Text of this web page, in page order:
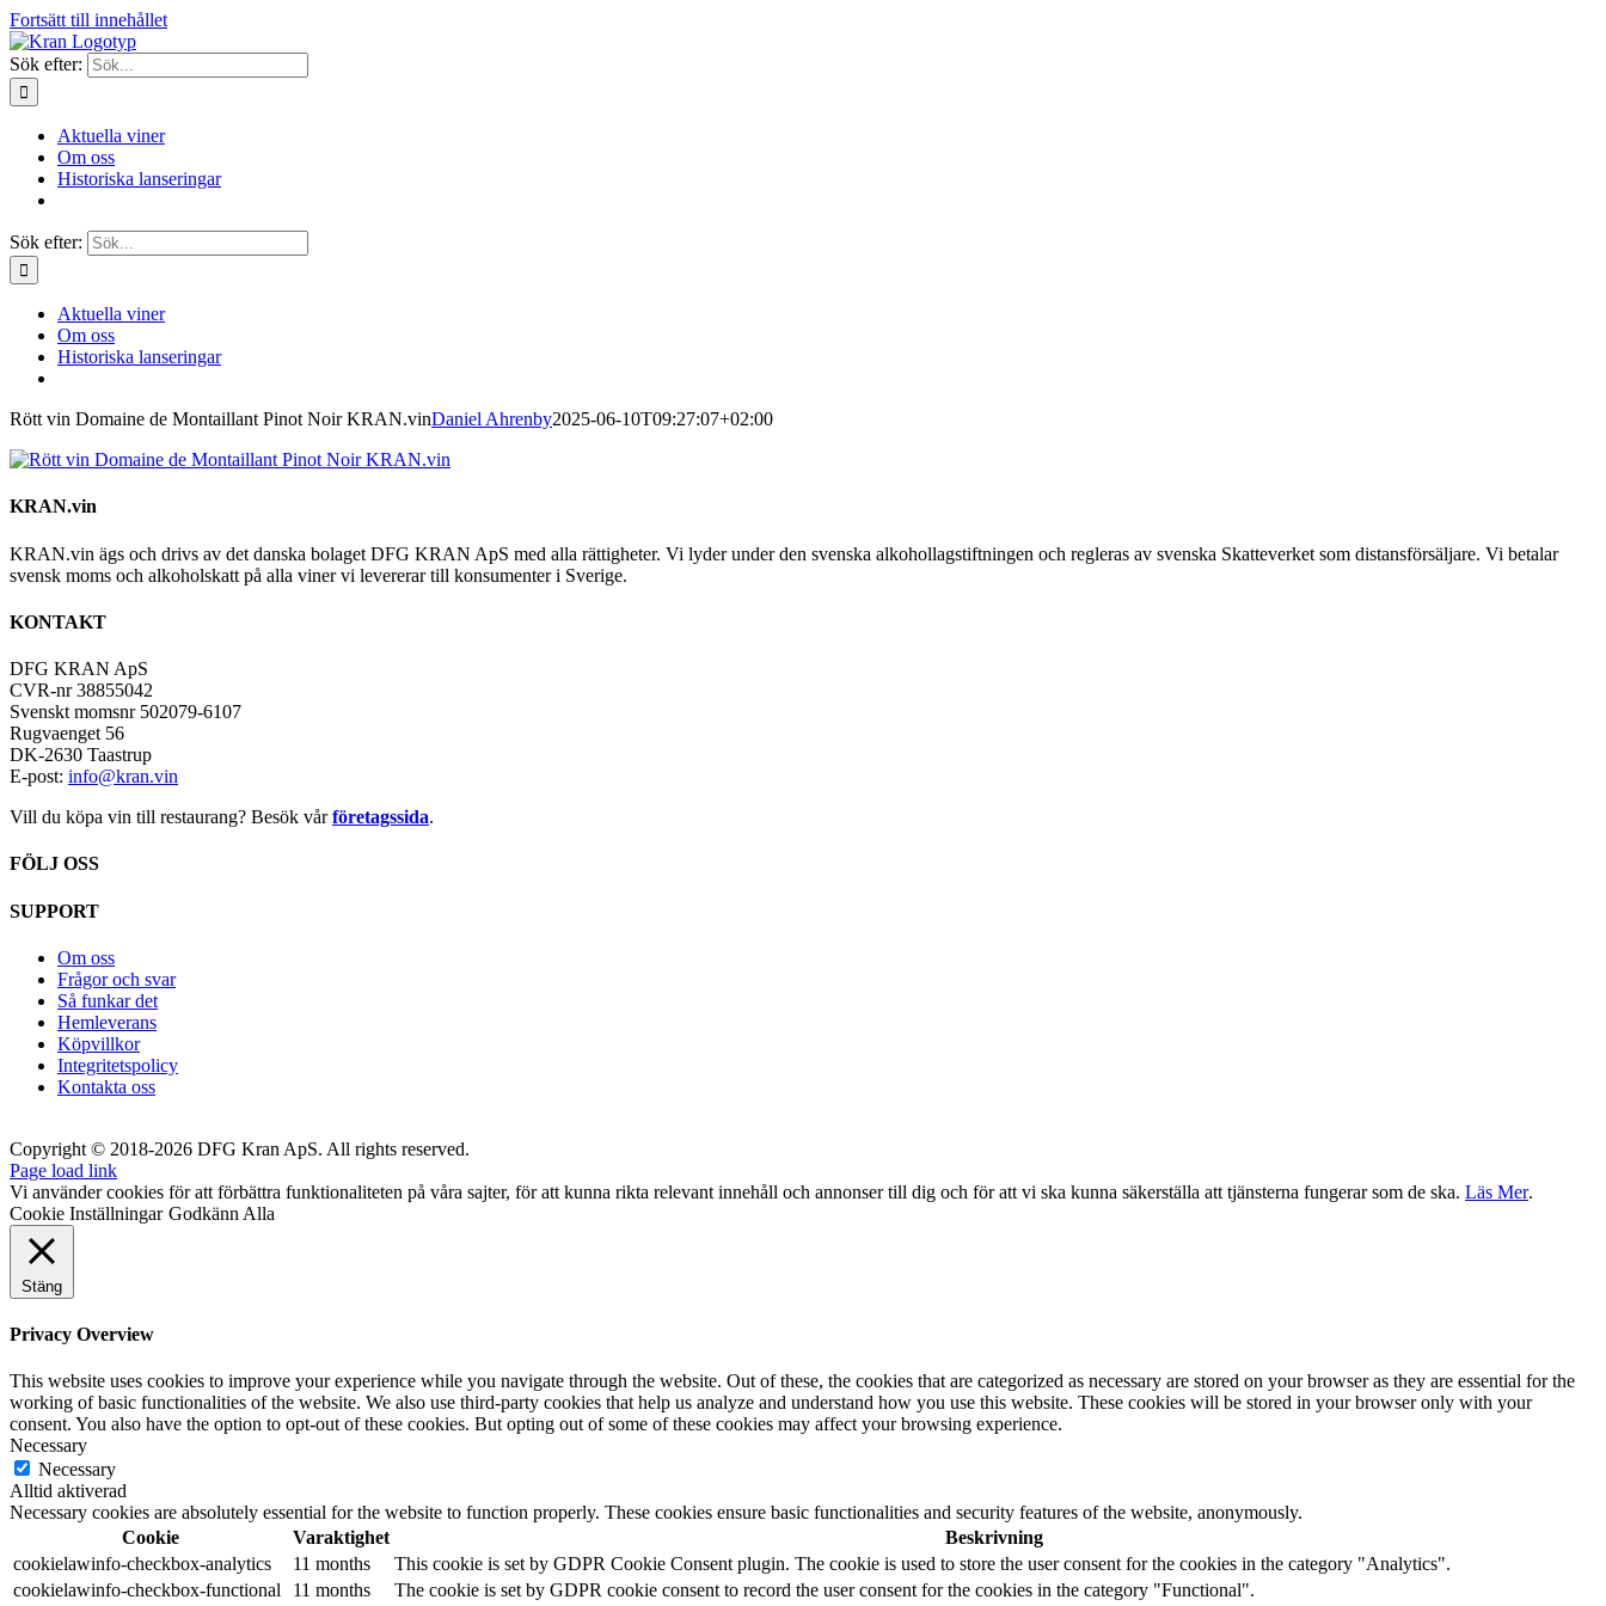
Fortsätt till innehållet
Sök efter:
Aktuella viner
Om oss
Historiska lanseringar
Sök efter:
Aktuella viner
Om oss
Historiska lanseringar
Rött vin Domaine de Montaillant Pinot Noir KRAN.vinDaniel Ahrenby2025-06-10T09:27:07+02:00
KRAN.vin
KRAN.vin ägs och drivs av det danska bolaget DFG KRAN ApS med alla rättigheter. Vi lyder under den svenska alkohollagstiftningen och regleras av svenska Skatteverket som distansförsäljare. Vi betalar
svensk moms och alkoholskatt på alla viner vi levererar till konsumenter i Sverige.
KONTAKT
DFG KRAN ApS
CVR-nr 38855042
Svenskt momsnr 502079-6107
Rugvaenget 56
DK-2630 Taastrup
E-post: info@kran.vin
Vill du köpa vin till restaurang? Besök vårföretagssida.
FÖLJ OSS
SUPPORT
Om oss
Frågor och svar
Så funkar det
Hemleverans
Köpvillkor
Integritetspolicy
Kontakta oss
Copyright © 2018-2026 DFG Kran ApS. All rights reserved.
Page load link
Vi använder cookies för att förbättra funktionaliteten på våra sajter, för att kunna rikta relevant innehåll och annonser till dig och för att vi ska kunna säkerställa att tjänsterna fungerar som de ska. Läs Mer.
Cookie Inställningar Godkänn Alla
Stäng
Privacy Overview
This website uses cookies to improve your experience while you navigate through the website. Out of these, the cookies that are categorized as necessary are stored on your browser as they are essential for the
working of basic functionalities of the website. We also use third-party cookies that help us analyze and understand how you use this website. These cookies will be stored in your browser only with your
consent. You also have the option to opt-out of these cookies. But opting out of some of these cookies may affect your browsing experience.
Necessary
Necessary
Alltid aktiverad
Necessary cookies are absolutely essential for the website to function properly. These cookies ensure basic functionalities and security features of the website, anonymously.
Cookie
Varaktighet
Beskrivning
cookielawinfo-checkbox-analytics
11 months
This cookie is set by GDPR Cookie Consent plugin. The cookie is used to store the user consent for the cookies in the category "Analytics".
cookielawinfo-checkbox-functional
11 months The cookie is set by GDPR cookie consent to record the user consent for the cookies in the category "Functional".